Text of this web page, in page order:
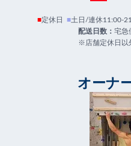
■定休日 ■土日/連休11:00-
配送日数： 宅急
※店舗定休日以
オーナ